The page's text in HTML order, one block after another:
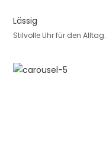
Lässig
Stilvolle Uhr für den Alltag.